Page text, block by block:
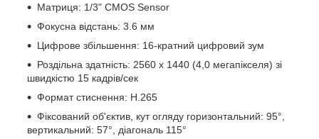
Матриця: 1/3" CMOS Sensor
Фокусна відстань: 3.6 мм
Цифрове збільшення: 16-кратний цифровий зум
Роздільна здатність: 2560 x 1440 (4,0 мегапікселя) зі
швидкістю 15 кадрів/сек
Формат стиснення: H.265
Фіксований об'єктив, кут огляду горизонтальний: 95°,
вертикальний: 57°, діагональ 115°